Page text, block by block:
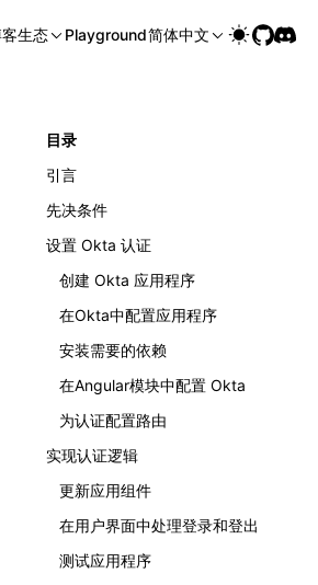
生态 Playground简体中文
目录
引言
先决条件
设置 Okta 认证
创建 Okta 应用程序
在Okta中配置应用程序
安装需要的依赖
在Angular模块中配置 Okta
为认证配置路由
实现认证逻辑
更新应用组件
在用户界面中处理登录和登出
测试应用程序